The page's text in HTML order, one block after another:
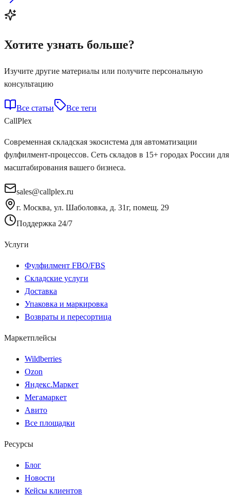
Хотите узнать больше?
Изучите другие материалы или получите персональную
консультацию
Все статьи
Все теги
CallPlex
Современная складская экосистема для автоматизации
фулфилмент-процессов. Сеть складов в 15+ городах России для
масштабирования вашего бизнеса.
sales@callplex.ru
г. Москва, ул. Шаболовка, д. 31г, помещ. 29
Поддержка 24/7
Услуги
Фулфилмент FBO/FBS
Складские услуги
Доставка
Упаковка и маркировка
Возвраты и пересортица
Маркетплейсы
Wildberries
Ozon
Яндекс.Маркет
Мегамаркет
Авито
Все площадки
Ресурсы
Блог
Новости
Кейсы клиентов